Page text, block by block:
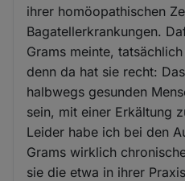
ihrer homöopathischen
Bagatellerkrankungen.
Grams meinte,
denn da hat sie recht:
halbwegs gesunden
sein, mit einer Erkältung
Leider habe ich bei den
Grams wirklich
sie die etwa in ihrer